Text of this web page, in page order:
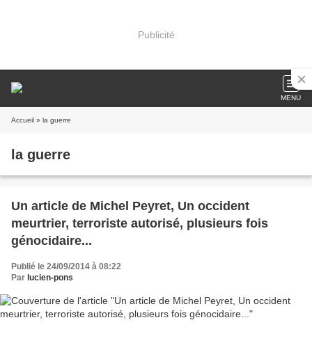
Publicité
MENU
Accueil » la guerre
la guerre
Un article de Michel Peyret, Un occident
meurtrier, terroriste autorisé, plusieurs fois
génocidaire...
Publié le 24/09/2014 à 08:22
Par lucien-pons